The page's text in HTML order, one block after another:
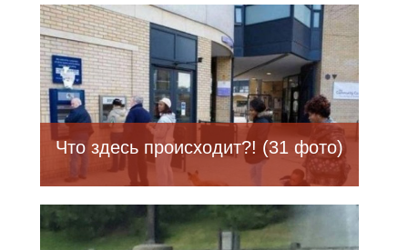
Что здесь происходит?! (31 фото)